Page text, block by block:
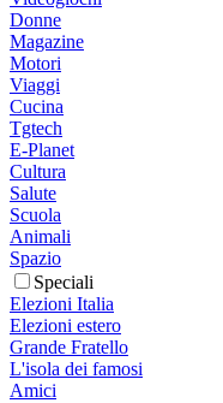
Donne
Magazine
Motori
Viaggi
Cucina
Tgtech
E-Planet
Cultura
Salute
Scuola
Animali
Spazio
Speciali
Elezioni Italia
Elezioni estero
Grande Fratello
L'isola dei famosi
Amici